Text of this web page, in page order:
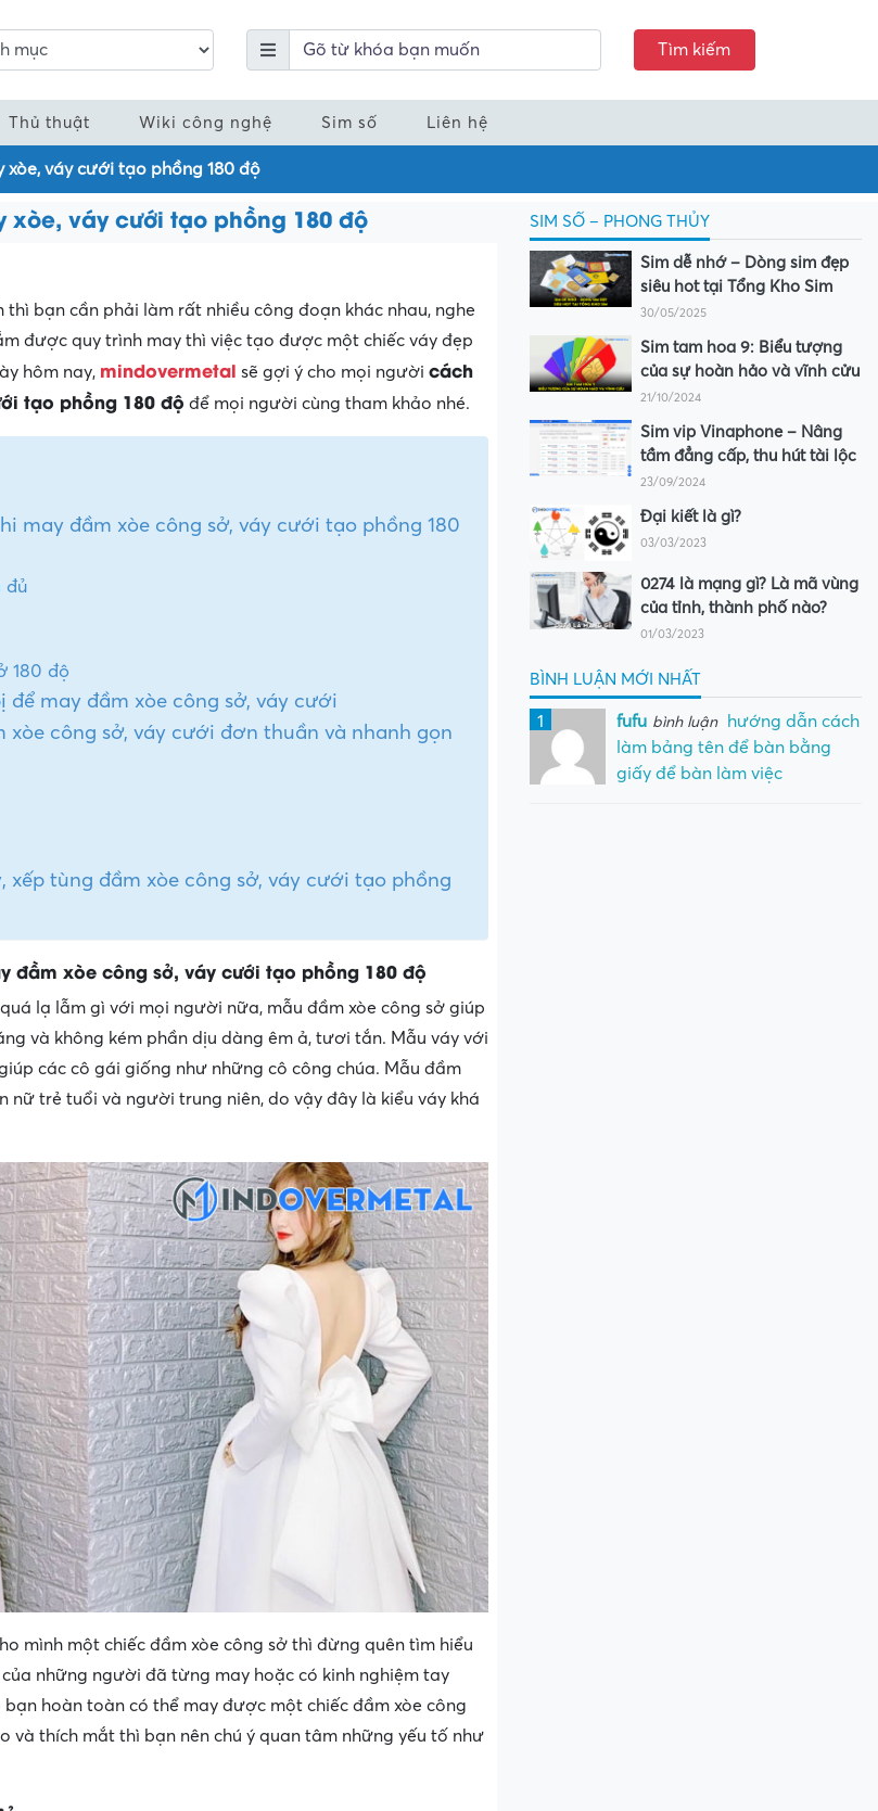
Tìm kiếm
Thủ thuật Wiki công nghệ Sim số Liên hệ
xòe, váy cưới tạo phồng 180 độ
xòe, váy cưới tạo phồng 180 độ
bạn cần phải làm rất nhiều công đoạn khác nhau, nghe
được quy trình may thì việc tạo được một chiếc váy đẹp
hôm nay, mindovermetal sẽ gợi ý cho mọi người cách
tạo phồng 180 độ để mọi người cùng tham khảo nhé.
may đầm xòe công sở, váy cưới tạo phồng 180
đủ
180 độ
để may đầm xòe công sở, váy cưới
công sở, váy cưới đơn thuần và nhanh gọn
xếp tùng đầm xòe công sở, váy cưới tạo phồng
đầm xòe công sở, váy cưới tạo phồng 180 độ
lạ lẫm gì với mọi người nữa, mẫu đầm xòe công sở giúp
và không kém phần dịu dàng êm ả, tươi tắn. Mẫu váy với
các cô gái giống như những cô công chúa. Mẫu đầm
nữ trẻ tuổi và người trung niên, do vậy đây là kiểu váy khá
mình một chiếc đầm xòe công sở thì đừng quên tìm hiểu
những người đã từng may hoặc có kinh nghiệm tay
bạn hoàn toàn có thể may được một chiếc đầm xòe công
và thích mắt thì bạn nên chú ý quan tâm những yếu tố như
SIM SỐ – PHONG THỦY
Sim dễ nhớ – Dòng sim đẹp
siêu hot tại Tổng Kho Sim
30/05/2025
Sim tam hoa 9: Biểu tượng
của sự hoàn hảo và vĩnh cửu
21/10/2024
Sim vip Vinaphone – Nâng
tầm đẳng cấp, thu hút tài lộc
23/09/2024
Đại kiết là gì?
03/03/2023
0274 là mạng gì? Là mã vùng
của tỉnh, thành phố nào?
01/03/2023
BÌNH LUẬN MỚI NHẤT
1 fufu bình luận
hướng dẫn cách
làm bảng tên để bàn bằng
giấy để bàn làm việc